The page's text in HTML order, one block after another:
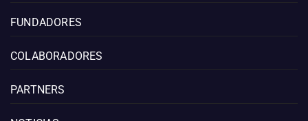
FUNDADORES
COLABORADORES
PARTNERS